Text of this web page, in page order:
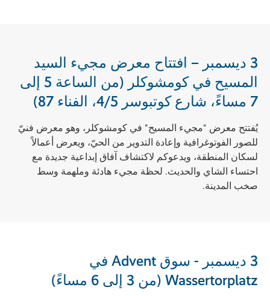
3 ديسمبر – افتتاح معرض مجيء السيد
المسيح في كومشوكلر (من الساعة 5 إلى
7 مساءً، شارع كوتبوسر 4/5، الفناء 87)
يُفتتح معرض "مجيء المسيح" في كومشوكلر، وهو معرض فنيّ
للصور الفوتوغرافية وإعادة التدوير من الحيّ، ويعرض أعمالاً
لسكان المنطقة، ويدعوكم لاكتشاف آفاق إبداعية جديدة مع
احتساء الشاي والحديث. لحظة مجيء هادئة وملهمة وسط
صخب المدينة.
3 ديسمبر - سوق Advent في
Wassertorplatz (من 3 إلى 6 مساءً)